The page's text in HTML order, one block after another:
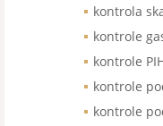
kontrola
kontrole
kontrole
kontrole
kontrole